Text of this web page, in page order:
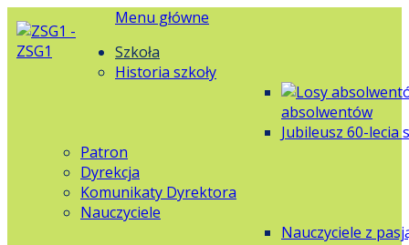
Menu główne
Szkoła
Historia szkoły
absolwentów
Jubileusz 60-lecia
Patron
Dyrekcja
Komunikaty Dyrektora
Nauczyciele
Nauczyciele z